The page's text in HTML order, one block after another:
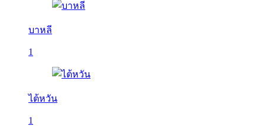
บาหลี
1
ไต้หวัน
1